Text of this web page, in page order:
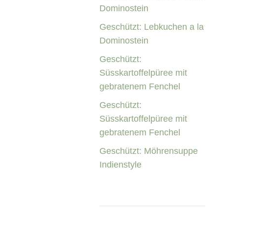
Dominostein
Geschützt: Lebkuchen a la
Dominostein
Geschützt:
Süsskartoffelpüree mit
gebratenem Fenchel
Geschützt:
Süsskartoffelpüree mit
gebratenem Fenchel
Geschützt: Möhrensuppe
Indienstyle